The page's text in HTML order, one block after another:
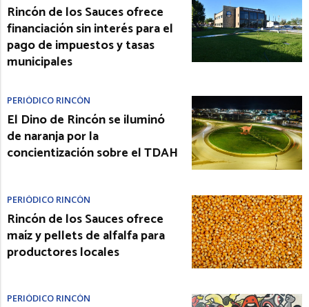
Rincón de los Sauces ofrece
financiación sin interés para el
pago de impuestos y tasas
municipales
PERIÓDICO RINCÓN
El Dino de Rincón se iluminó
de naranja por la
concientización sobre el TDAH
PERIÓDICO RINCÓN
Rincón de los Sauces ofrece
maíz y pellets de alfalfa para
productores locales
PERIÓDICO RINCÓN